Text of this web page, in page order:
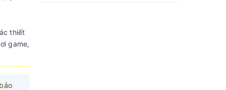
thiết
game,